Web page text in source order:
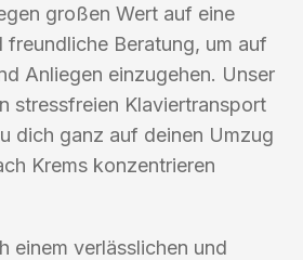
großen Wert auf eine
freundliche Beratung, um auf
Anliegen einzugehen. Unser
stressfreien Klaviertransport
dich ganz auf deinen Umzug
Krems konzentrieren
einem verlässlichen und